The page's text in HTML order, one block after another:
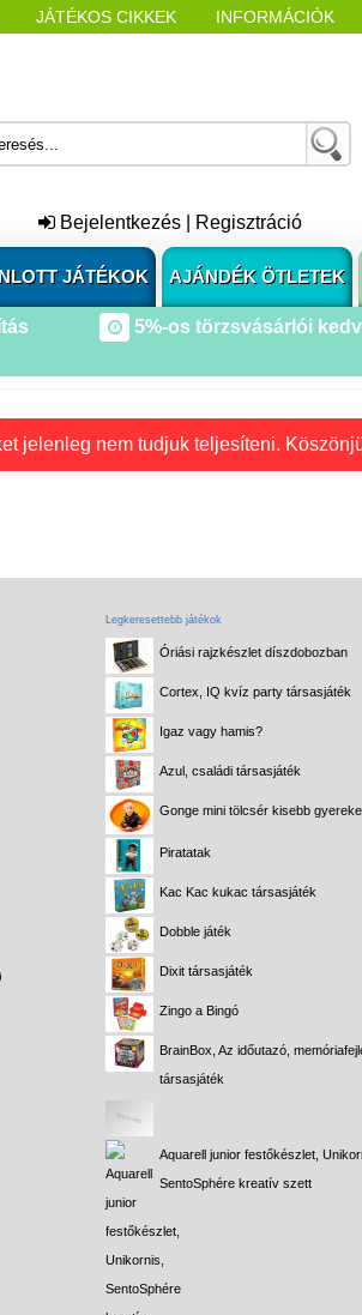
JÁTÉKOS CIKKEK INFORMÁCIÓK
Bejelentkezés Regisztráció
JÁTÉKOK AJÁNDÉK ÖTLETEK
5%-os törzsvásárlói
jelenleg nem tudjuk teljesíteni.
Legkeresettebb játékok
Óriási rajzkészlet díszdobozban
Cortex, IQ kvíz party társasjáték
Igaz vagy hamis?
Azul, családi társasjáték
Gonge mini tölcsér kisebb
Piratatak
Kac Kac kukac társasjáték
Dobble játék
Dixit társasjáték
Zingo a Bingó
BrainBox, Az időutazó,
társasjáték
Aquarell junior festőkészlet,
SentoSphére kreatív szett